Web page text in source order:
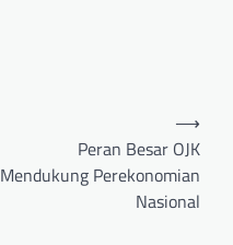
Peran Besar OJK
Mendukung Perekonomian
Nasional
⟶